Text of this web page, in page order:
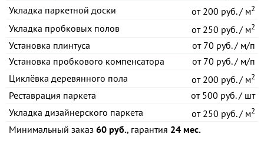
Укладка паркетной доски от200 руб. / м2
Укладка пробковых полов от250 руб. / м2
Установка плинтуса от70 руб. / м/п
Установка пробкового компенсатора
от70 руб. / м/п
Циклёвка деревянного пола
от200 руб. / м2
Реставрация паркета от500 руб. / шт
Укладка дизайнерского паркета
от250 руб. / м2
Минимальный заказ 60 руб., гарантия 24 мес.